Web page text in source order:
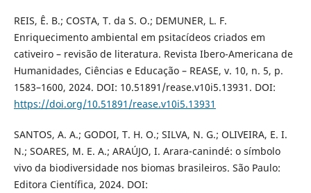
REIS, Ê. B.; COSTA, T. da S. O.; DEMUNER, L. F.
Enriquecimento ambiental em psitacídeos criados em
cativeiro – revisão de literatura. Revista Ibero-Americana de
Humanidades, Ciências e Educação – REASE, v. 10, n. 5, p.
1583–1600, 2024. DOI: 10.51891/rease.v10i5.13931. DOI:
https://doi.org/10.51891/rease.v10i5.13931
SANTOS, A. A.; GODOI, T. H. O.; SILVA, N. G.; OLIVEIRA, E. I.
N.; SOARES, M. E. A.; ARAÚJO, I. Arara-canindé: o símbolo
vivo da biodiversidade nos biomas brasileiros. São Paulo:
Editora Científica, 2024. DOI: